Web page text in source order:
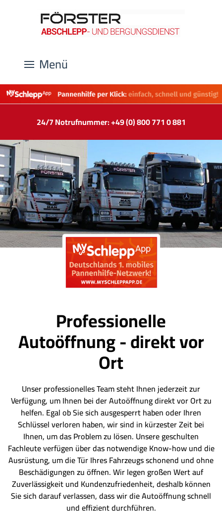
Menü
24/7 Notrufnummer: +49 (0) 800 771 0 881
Professionelle
Autoöffnung - direkt vor
Ort
Unser professionelles Team steht Ihnen jederzeit zur
Verfügung, um Ihnen bei der Autoöffnung direkt vor Ort zu
helfen. Egal ob Sie sich ausgesperrt haben oder Ihren
Schlüssel verloren haben, wir sind in kürzester Zeit bei
Ihnen, um das Problem zu lösen. Unsere geschulten
Fachleute verfügen über das notwendige Know-how und die
Ausrüstung, um die Tür Ihres Fahrzeugs schonend und ohne
Beschädigungen zu öffnen. Wir legen großen Wert auf
Zuverlässigkeit und Kundenzufriedenheit, deshalb können
Sie sich darauf verlassen, dass wir die Autoöffnung schnell
und effizient durchführen.